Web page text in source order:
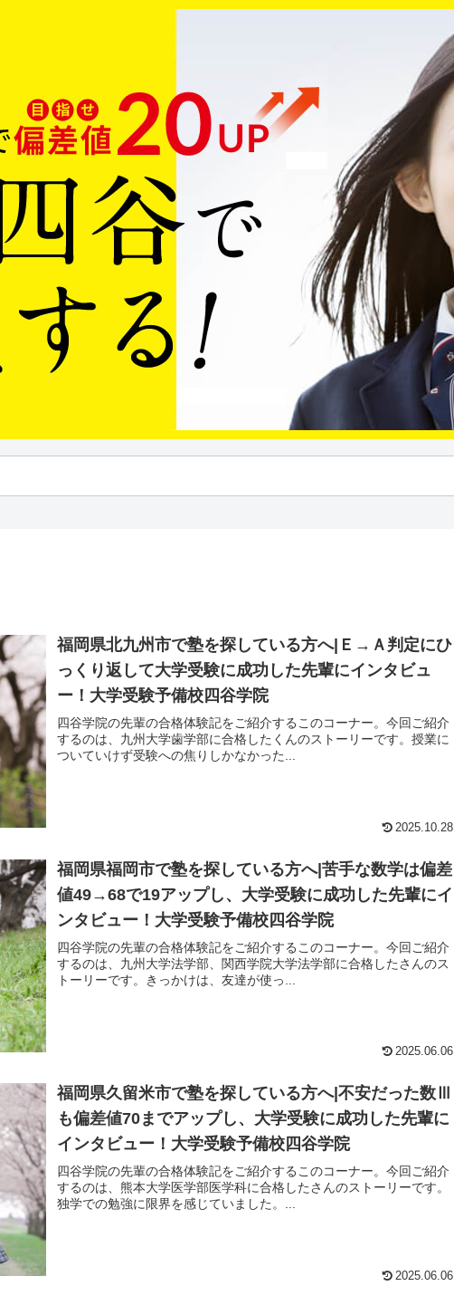
福岡県北九州市で塾を探している方へ|Ｅ→Ａ判定にひ
っくり返して大学受験に成功した先輩にインタビュ
ー！大学受験予備校四谷学院
四谷学院の先輩の合格体験記をご紹介するこのコーナー。今回ご紹介
するのは、九州大学歯学部に合格したくんのストーリーです。授業に
ついていけず受験への焦りしかなかった...
2025.10.28
福岡県福岡市で塾を探している方へ|苦手な数学は偏差
値49→68で19アップし、大学受験に成功した先輩にイ
ンタビュー！大学受験予備校四谷学院
四谷学院の先輩の合格体験記をご紹介するこのコーナー。今回ご紹介
するのは、九州大学法学部、関西学院大学法学部に合格したさんのス
トーリーです。きっかけは、友達が使っ...
2025.06.06
福岡県久留米市で塾を探している方へ|不安だった数Ⅲ
も偏差値70までアップし、大学受験に成功した先輩に
インタビュー！大学受験予備校四谷学院
四谷学院の先輩の合格体験記をご紹介するこのコーナー。今回ご紹介
するのは、熊本大学医学部医学科に合格したさんのストーリーです。
独学での勉強に限界を感じていました。...
2025.06.06